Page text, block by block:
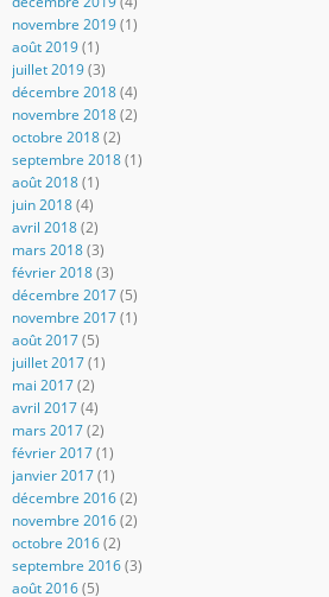
novembre 2019(1)
août 2019(1)
juillet 2019(3)
décembre 2018(4)
novembre 2018(2)
octobre 2018(2)
septembre 2018(1)
août 2018(1)
juin 2018(4)
avril 2018(2)
mars 2018(3)
février 2018(3)
décembre 2017(5)
novembre 2017(1)
août 2017(5)
juillet 2017(1)
mai 2017(2)
avril 2017(4)
mars 2017(2)
février 2017(1)
janvier 2017(1)
décembre 2016(2)
novembre 2016(2)
octobre 2016(2)
septembre 2016(3)
août 2016(5)